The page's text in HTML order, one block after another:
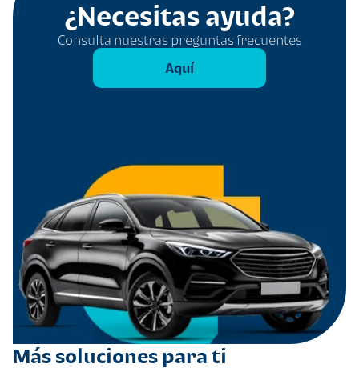
¿Necesitas ayuda?
Consulta nuestras preguntas frecuentes
Aquí
Más soluciones para ti